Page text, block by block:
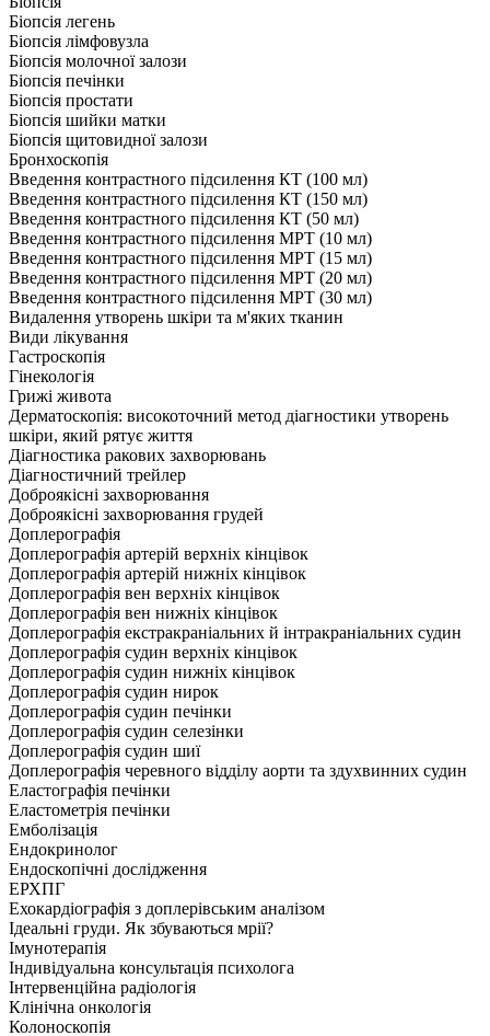
Біопсія легень
Біопсія лімфовузла
Біопсія молочної залози
Біопсія печінки
Біопсія простати
Біопсія шийки матки
Біопсія щитовидної залози
Бронхоскопія
Введення контрастного підсилення КТ (100 мл)
Введення контрастного підсилення КТ (150 мл)
Введення контрастного підсилення КТ (50 мл)
Введення контрастного підсилення МРТ (10 мл)
Введення контрастного підсилення МРТ (15 мл)
Введення контрастного підсилення МРТ (20 мл)
Введення контрастного підсилення МРТ (30 мл)
Видалення утворень шкіри та м'яких тканин
Види лікування
Гастроскопія
Гінекологія
Грижі живота
Дерматоскопія: високоточний метод діагностики утворень
шкіри, який рятує життя
Діагностика ракових захворювань
Діагностичний трейлер
Доброякісні захворювання
Доброякісні захворювання грудей
Доплерографія
Доплерографія артерій верхніх кінцівок
Доплерографія артерій нижніх кінцівок
Доплерографія вен верхніх кінцівок
Доплерографія вен нижніх кінцівок
Доплерографія екстракраніальних й інтракраніальних судин
Доплерографія судин верхніх кінцівок
Доплерографія судин нижніх кінцівок
Доплерографія судин нирок
Доплерографія судин печінки
Доплерографія судин селезінки
Доплерографія судин шиї
Доплерографія черевного відділу аорти та здухвинних судин
Еластографія печінки
Еластометрія печінки
Емболізація
Ендокринолог
Ендоскопічні дослідження
ЕРХПГ
Ехокардіографія з доплерівським аналізом
Ідеальні груди. Як збуваються мрії?
Імунотерапія
Індивідуальна консультація психолога
Інтервенційна радіологія
Клінічна онкологія
Колоноскопія